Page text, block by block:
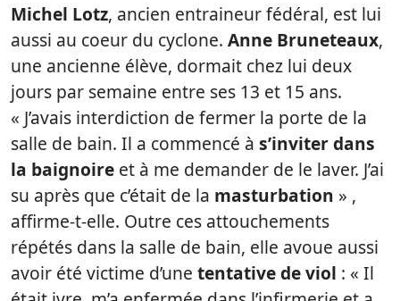
Michel Lotz, ancien entraineur fédéral, est lui
aussi au coeur du cyclone. Anne Bruneteaux,
une ancienne élève, dormait chez lui deux
jours par semaine entre ses 13 et 15 ans.
« J’avais interdiction de fermer la porte de la
salle de bain. Il a commencé à s’inviter dans
la baignoire et à me demander de le laver. J’ai
su après que c’était de la masturbation » ,
affirme-t-elle. Outre ces attouchements
répétés dans la salle de bain, elle avoue aussi
avoir été victime d’une tentative de viol : « Il